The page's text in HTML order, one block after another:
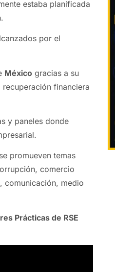
estaba planificada
.
por el
Méxicogracias a su
financiera
y paneles donde
promueven temas
comercio
comunicación, medio
Prácticas de RSE